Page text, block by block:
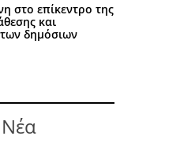
στο επίκεντρο της
και
δημόσιων